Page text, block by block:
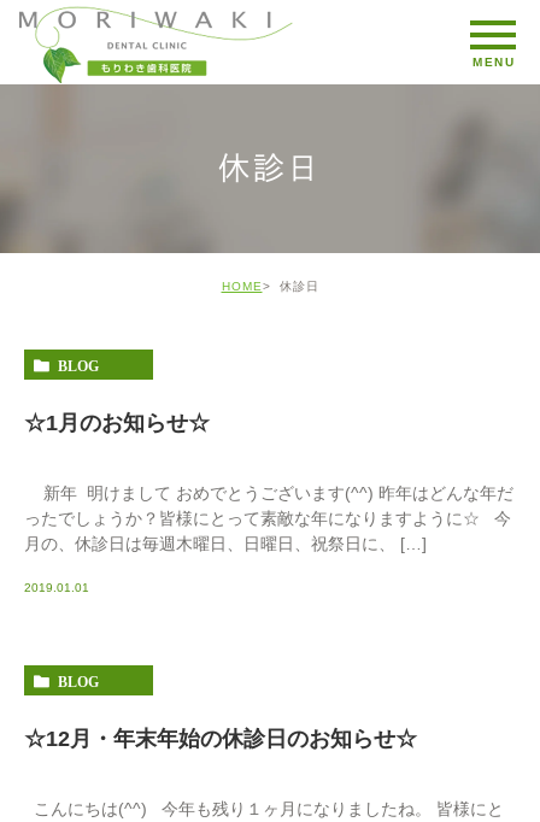
休診日
HOME 休診日
BLOG
☆1月のお知らせ☆
新年 明けまして おめでとうございます(^^) 昨年はどんな年だ
ったでしょうか？皆様にとって素敵な年になりますように☆ 今
月の、休診日は毎週木曜日、日曜日、祝祭日に、 […]
2019.01.01
BLOG
☆12月・年末年始の休診日のお知らせ☆
こんにちは(^^) 今年も残り１ヶ月になりましたね。 皆様にと